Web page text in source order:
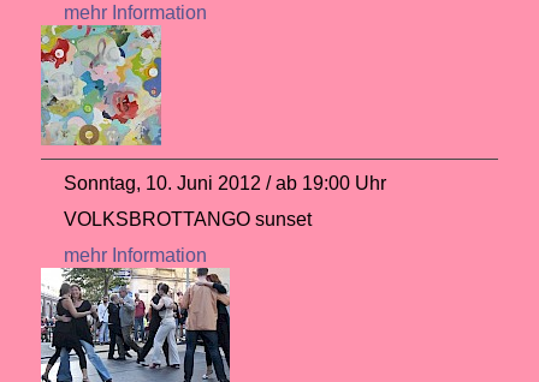
mehr Information
Sonntag, 10. Juni 2012 / ab 19:00 Uhr
VOLKSBROTTANGO sunset
mehr Information